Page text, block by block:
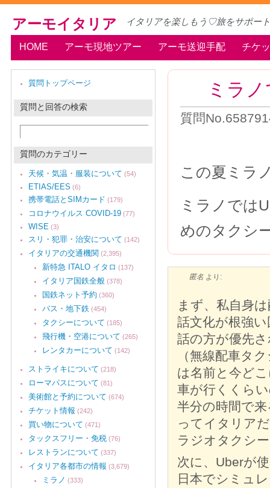
アーモイタリア イタリアを楽しもう♡旅をサポート
HOME アーモ現地ツアー アーモ送迎手配 チケ
ミラ
質問
この夏ミラ
ミラノで
めのタクシ
匿名 より:
まず、私自身
話文化が根強
話の方が優先
（無線配車タ
は名前と今ど
車が行くくら
半分の時間で
ってイタリア
ラジオタクシ
次に、Uberが
日本でシミュ
質問トップページ
質問と回答の検索
質問のカテゴリー
天候・気温・服装について (54)
ETIAS/EES (6)
携帯電話とSIMカード (179)
コロナウイルス COVID-19 (77)
WISE (3)
スリ・犯罪・治安について (142)
イタリアの交通機関 (2,395)
新特急 ITALO イタロ (137)
イタリア国鉄全般 (378)
国鉄ネット予約 (360)
バス・地下鉄 (454)
タクシーについて (185)
飛行機・空港について (265)
レンタカーについて (142)
ストライキについて (218)
ローマパスについて (81)
美術館と予約について (674)
チケット情報 (242)
買い物について (471)
タックスフリー・免税 (76)
レストランについて (337)
イタリア各都市の情報 (3,679)
ミラノ (333)